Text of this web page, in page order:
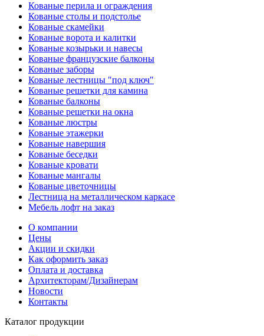
Кованые перила и ограждения
Кованые столы и подстолье
Кованые скамейки
Кованые ворота и калитки
Кованые козырьки и навесы
Кованые французские балконы
Кованые заборы
Кованые лестницы "под ключ"
Кованые решетки для камина
Кованые балконы
Кованые решетки на окна
Кованые люстры
Кованые этажерки
Кованые навершия
Кованые беседки
Кованые кровати
Кованые мангалы
Кованые цветочницы
Лестница на металлическом каркасе
Мебель лофт на заказ
О компании
Цены
Акции и скидки
Как оформить заказ
Оплата и доставка
Архитекторам/Дизайнерам
Новости
Контакты
Каталог продукции